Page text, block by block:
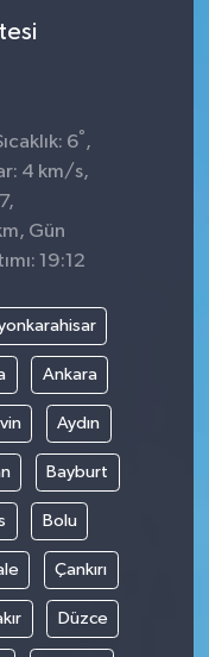
6° ,
4 km/s,
Gün
19:12
Ankara
Aydın
Bayburt
Bolu
Çankırı
Düzce